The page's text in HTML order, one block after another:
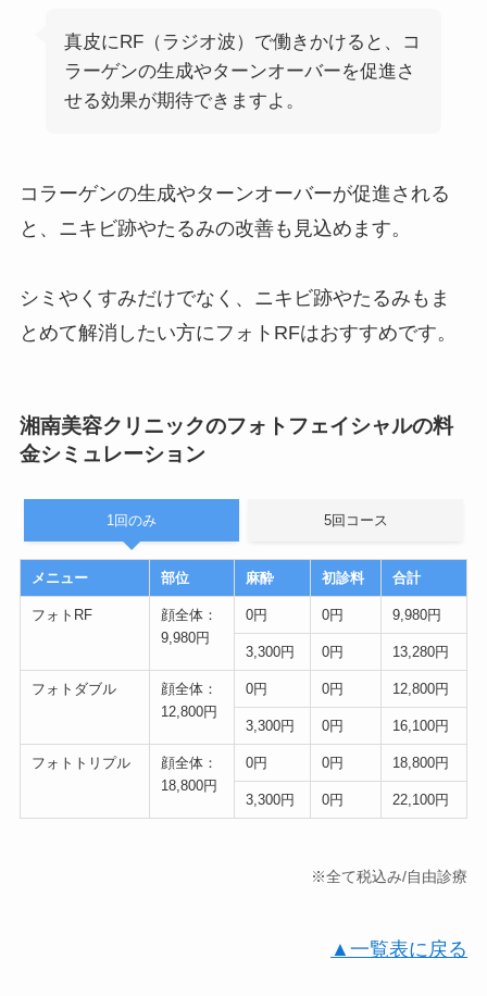
真皮にRF（ラジオ波）で働きかけると、コ
ラーゲンの生成やターンオーバーを促進さ
せる効果が期待できますよ。
コラーゲンの生成やターンオーバーが促進される
と、ニキビ跡やたるみの改善も見込めます。
シミやくすみだけでなく、ニキビ跡やたるみもま
とめて解消したい方にフォトRFはおすすめです。
湘南美容クリニックのフォトフェイシャルの料
金シミュレーション
1回のみ 5回コース
メニュー 部位 麻酔 初診料 合計
フォトRF
顔全体：
9,980円
0円 0円 9,980円
3,300円 0円 13,280円
フォトダブル
顔全体：
12,800円
0円 0円 12,800円
3,300円 0円 16,100円
フォトトリプル
顔全体：
18,800円
0円 0円 18,800円
3,300円 0円 22,100円
※全て税込み/自由診療
▲一覧表に戻る